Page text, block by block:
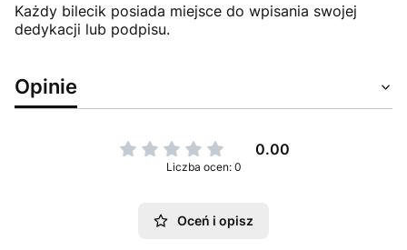
Każdy bilecik posiada miejsce do wpisania swojej
dedykacji lub podpisu.
Opinie
0.00
Liczba ocen: 0
Oceń i opisz